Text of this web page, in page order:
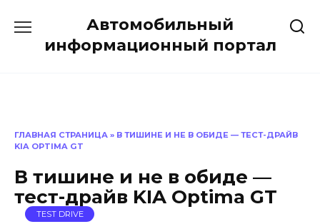
содержанию
Автомобильный
информационный портал
ГЛАВНАЯ СТРАНИЦА » В ТИШИНЕ И НЕ В ОБИДЕ — ТЕСТ-ДРАЙВ
KIA OPTIMA GT
В тишине и не в обиде —
тест-драйв KIA Optima GT
TEST DRIVE